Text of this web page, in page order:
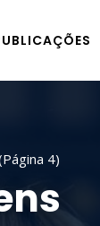
4)